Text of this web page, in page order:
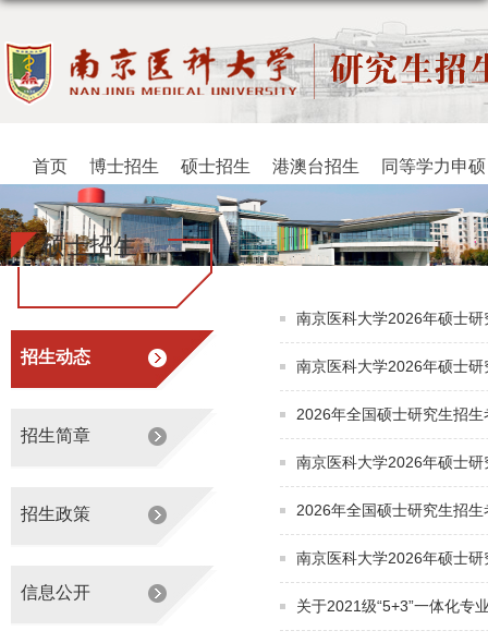
首页 博士招生 硕士招生 港澳台招生 同等学力申硕
硕士招生
招生动态
招生简章
招生政策
信息公开
南京医科大学2026年硕士
南京医科大学2026年硕士
2026年全国硕士研究生招
南京医科大学2026年硕士
2026年全国硕士研究生招
南京医科大学2026年硕士
关于2021级“5+3”一体化专